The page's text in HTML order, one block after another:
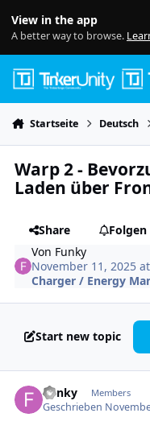
View in the app
A better way to browse.
Startseite Deutsch
Warp 2 -
Laden über
Share
Von Funky
November 11, 2025
Charger / Energy
Start new topic
Funky Members
Geschrieben